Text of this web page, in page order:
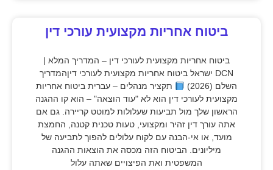
ביטוח אחריות מקצועית עורכי דין
ביטוח אחריות מקצועית לעורכי דין – המדריך המלא |
DCN ישראל ביטוח אחריות מקצועית לעורכי דיןהמדריך
השלם (2026)
תקציר מנהלים – עברית ביטוח אחריות
מקצועית לעורכי דין הוא לא "עוד הוצאה" – הוא קו ההגנה
הראשון שלך מול תביעות שעלולות למוטט קריירה. גם אם
אתה עורך דין זהיר ומקצועי, טעות טכנית קטנה, החמצת
מועד, או אי-הבנה עם לקוח עלולים להפוך לתביעה של
מיליונים. הביטוח הזה מכסה את הוצאות ההגנה
המשפטית ואת הפיצויים שאתה עלול